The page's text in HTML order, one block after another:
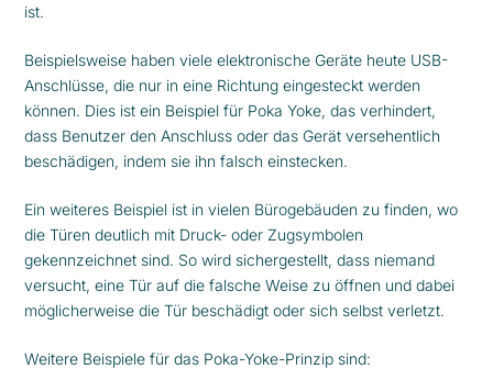
ist.
Beispielsweise haben viele elektronische Geräte heute USB-
Anschlüsse, die nur in eine Richtung eingesteckt werden
können. Dies ist ein Beispiel für Poka Yoke, das verhindert,
dass Benutzer den Anschluss oder das Gerät versehentlich
beschädigen, indem sie ihn falsch einstecken.
Ein weiteres Beispiel ist in vielen Bürogebäuden zu finden, wo
die Türen deutlich mit Druck- oder Zugsymbolen
gekennzeichnet sind. So wird sichergestellt, dass niemand
versucht, eine Tür auf die falsche Weise zu öffnen und dabei
möglicherweise die Tür beschädigt oder sich selbst verletzt.
Weitere Beispiele für das Poka-Yoke-Prinzip sind: